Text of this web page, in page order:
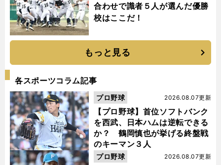
合わせで識者５人が選んだ優勝
校はここだ！
もっと見る
各スポーツコラム記事
【プロ野球】首位ソフトバンク
を西武、日本ハムは逆転できる
か？ 鶴岡慎也が挙げる終盤戦
のキーマン３人
2026.08.07更新
プロ野球
2026.08.07更新
プロ野球